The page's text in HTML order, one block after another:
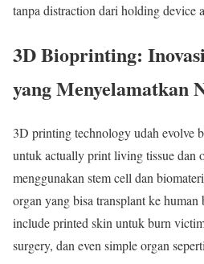
tanpa distraction dari holding device
3D Bioprinting:
yang Menyelamatkan
3D printing technology udah evolve
untuk actually print living tissue dan
menggunakan stem cell dan
organ yang bisa transplant ke human
include printed skin untuk burn
surgery, dan even simple organ